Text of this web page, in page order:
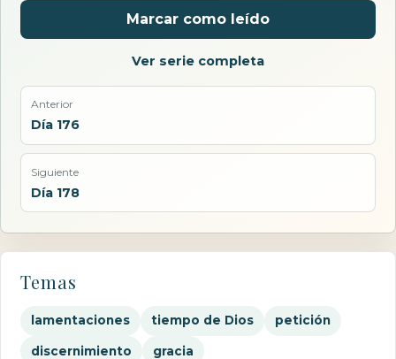
Marcar como leído
Ver serie completa
Anterior
Día 176
Siguiente
Día 178
Temas
lamentaciones tiempo de Dios petición
discernimiento gracia